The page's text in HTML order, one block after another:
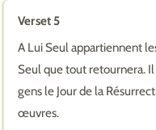
Verset 5
A Lui Seul appartiennent
Seul que tout retournera.
gens le Jour de la
œuvres.